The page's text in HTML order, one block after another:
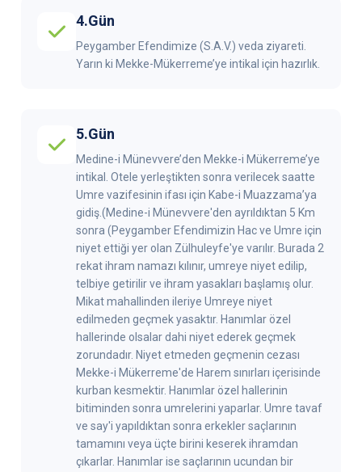
4.Gün
Peygamber Efendimize (S.A.V.) veda ziyareti.
Yarın ki Mekke-Mükerreme’ye intikal için hazırlık.
5.Gün
Medine-i Münevvere’den Mekke-i Mükerreme’ye
intikal. Otele yerleştikten sonra verilecek saatte
Umre vazifesinin ifası için Kabe-i Muazzama’ya
gidiş.(Medine-i Münevvere'den ayrıldıktan 5 Km
sonra (Peygamber Efendimizin Hac ve Umre için
niyet ettiği yer olan Zülhuleyfe'ye varılır. Burada 2
rekat ihram namazı kılınır, umreye niyet edilip,
telbiye getirilir ve ihram yasakları başlamış olur.
Mikat mahallinden ileriye Umreye niyet
edilmeden geçmek yasaktır. Hanımlar özel
hallerinde olsalar dahi niyet ederek geçmek
zorundadır. Niyet etmeden geçmenin cezası
Mekke-i Mükerreme'de Harem sınırları içerisinde
kurban kesmektir. Hanımlar özel hallerinin
bitiminden sonra umrelerini yaparlar. Umre tavaf
ve say'i yapıldıktan sonra erkekler saçlarının
tamamını veya üçte birini keserek ihramdan
çıkarlar. Hanımlar ise saçlarının ucundan bir